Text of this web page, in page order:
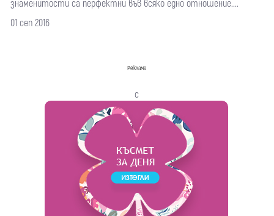
знаменитости са перфектни във всяко едно отношение....
01 сеп 2016
Реклама
с